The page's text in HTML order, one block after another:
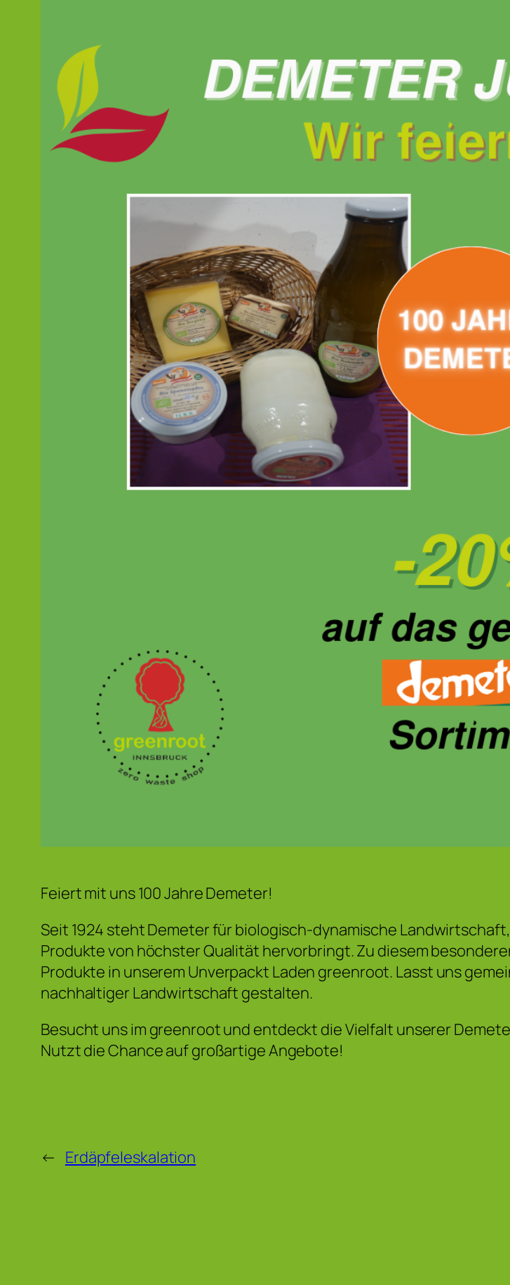
Feiert mit uns 100 Jahre Demeter!
Seit 1924 steht Demeter für biologisch-dynamische
Produkte von höchster Qualität hervorbringt. Zu diesem
Produkte in unserem Unverpackt Laden greenroot. Lasst uns
nachhaltiger Landwirtschaft gestalten.
Besucht uns im greenroot und entdeckt die Vielfalt unserer
Nutzt die Chance auf großartige Angebote!
← Erdäpfeleskalation